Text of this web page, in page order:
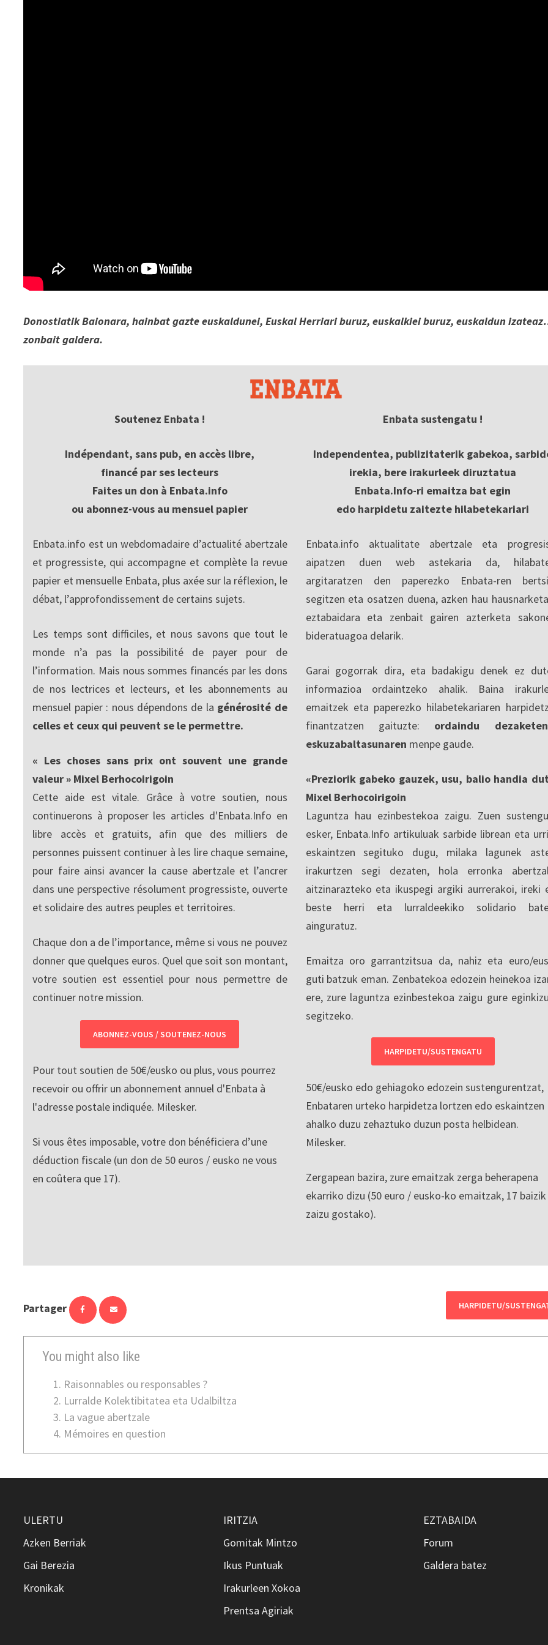
Donostiatik Baionara, hainbat gazte euskaldunei, Euskal Herriari buruz, euskalkiei buruz, euskaldun
zonbait galdera.
Soutenez Enbata !
Indépendant, sans pub, en accès libre,
financé par ses lecteurs
Faites un don à Enbata.info
ou abonnez-vous au mensuel papier
Enbata.info est un webdomadaire d’actualité abertzale
et progressiste, qui accompagne et complète la revue
papier et mensuelle Enbata, plus axée sur la réflexion, le
débat, l’approfondissement de certains sujets.
Les temps sont difficiles, et nous savons que tout le
monde n’a pas la possibilité de payer pour de
l’information. Mais nous sommes financés par les dons
de nos lectrices et lecteurs, et les abonnements au
mensuel papier : nous dépendons de la générosité de
celles et ceux qui peuvent se le permettre.
« Les choses sans prix ont souvent une grande
valeur » Mixel Berhocoirigoin
Cette aide est vitale. Grâce à votre soutien, nous
continuerons à proposer les articles d'Enbata.Info en
libre accès et gratuits, afin que des milliers de
personnes puissent continuer à les lire chaque semaine,
pour faire ainsi avancer la cause abertzale et l’ancrer
dans une perspective résolument progressiste, ouverte
et solidaire des autres peuples et territoires.
Chaque don a de l’importance, même si vous ne pouvez
donner que quelques euros. Quel que soit son montant,
votre soutien est essentiel pour nous permettre de
continuer notre mission.
ABONNEZ-VOUS / SOUTENEZ-NOUS
Pour tout soutien de 50€/eusko ou plus, vous pourrez
recevoir ou offrir un abonnement annuel d'Enbata à
l'adresse postale indiquée. Milesker.
Si vous êtes imposable, votre don bénéficiera d’une
déduction fiscale (un don de 50 euros / eusko ne vous
en coûtera que 17).
Enbata sustengatu !
Independentea, publizitaterik gabekoa,
irekia, bere irakurleek diruztatua
Enbata.Info-ri emaitza bat egin
edo harpidetu zaitezte hilabetekariari
Enbata.info aktualitate abertzale eta
aipatzen duen web astekaria da,
argitaratzen den paperezko Enbata-ren
segitzen eta osatzen duena, azken hau
eztabaidara eta zenbait gairen azterketa
bideratuagoa delarik.
Garai gogorrak dira, eta badakigu denek ez
informazioa ordaintzeko ahalik. Baina
emaitzek eta paperezko hilabetekariaren
finantzatzen gaituzte: ordaindu
eskuzabaltasunaren menpe gaude.
«Preziorik gabeko gauzek, usu, balio handia
Mixel Berhocoirigoin
Laguntza hau ezinbestekoa zaigu. Zuen
esker, Enbata.Info artikuluak sarbide librean eta
eskaintzen segituko dugu, milaka lagunek
irakurtzen segi dezaten, hola erronka
aitzinarazteko eta ikuspegi argiki aurrerakoi, ireki
beste herri eta lurraldeekiko solidario
ainguratuz.
Emaitza oro garrantzitsua da, nahiz eta euro/
guti batzuk eman. Zenbatekoa edozein heinekoa
ere, zure laguntza ezinbestekoa zaigu gure
segitzeko.
HARPIDETU/SUSTENGATU
50€/eusko edo gehiagoko edozein sustengurentzat,
Enbataren urteko harpidetza lortzen edo eskaintzen
ahalko duzu zehaztuko duzun posta helbidean.
Milesker.
Zergapean bazira, zure emaitzak zerga beherapena
ekarriko dizu (50 euro / eusko-ko emaitzak, 17 baizik
zaizu gostako).
Partager HARPIDETU/
You might also like
Raisonnables ou responsables ?
Lurralde Kolektibitatea eta Udalbiltza
La vague abertzale
Mémoires en question
ULERTU
Azken Berriak
Gai Berezia
Kronikak
IRITZIA
Gomitak Mintzo
Ikus Puntuak
Irakurleen Xokoa
Prentsa Agiriak
EZTABAIDA
Forum
Galdera batez